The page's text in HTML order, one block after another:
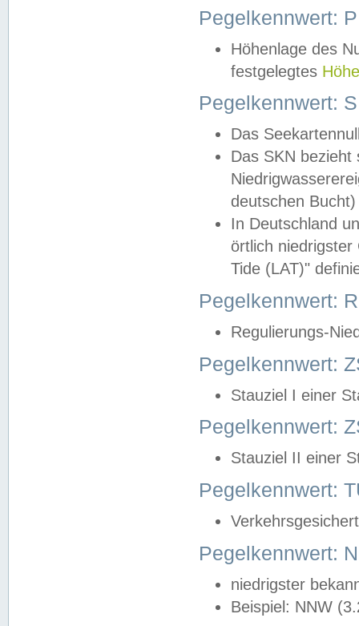
Pegelkennwert:
Höhenlage des
festgelegtes
Pegelkennwert:
Das
Das SKN
deutschen
In Deutschland
örtlich
Tide (LAT)"
Pegelkennwert:
Regulierungs-
Pegelkennwert:
Stauziel I einer
Pegelkennwert:
Stauziel II einer
Pegelkennwert:
Pegelkennwert:
niedrigster
Beispiel: NNW